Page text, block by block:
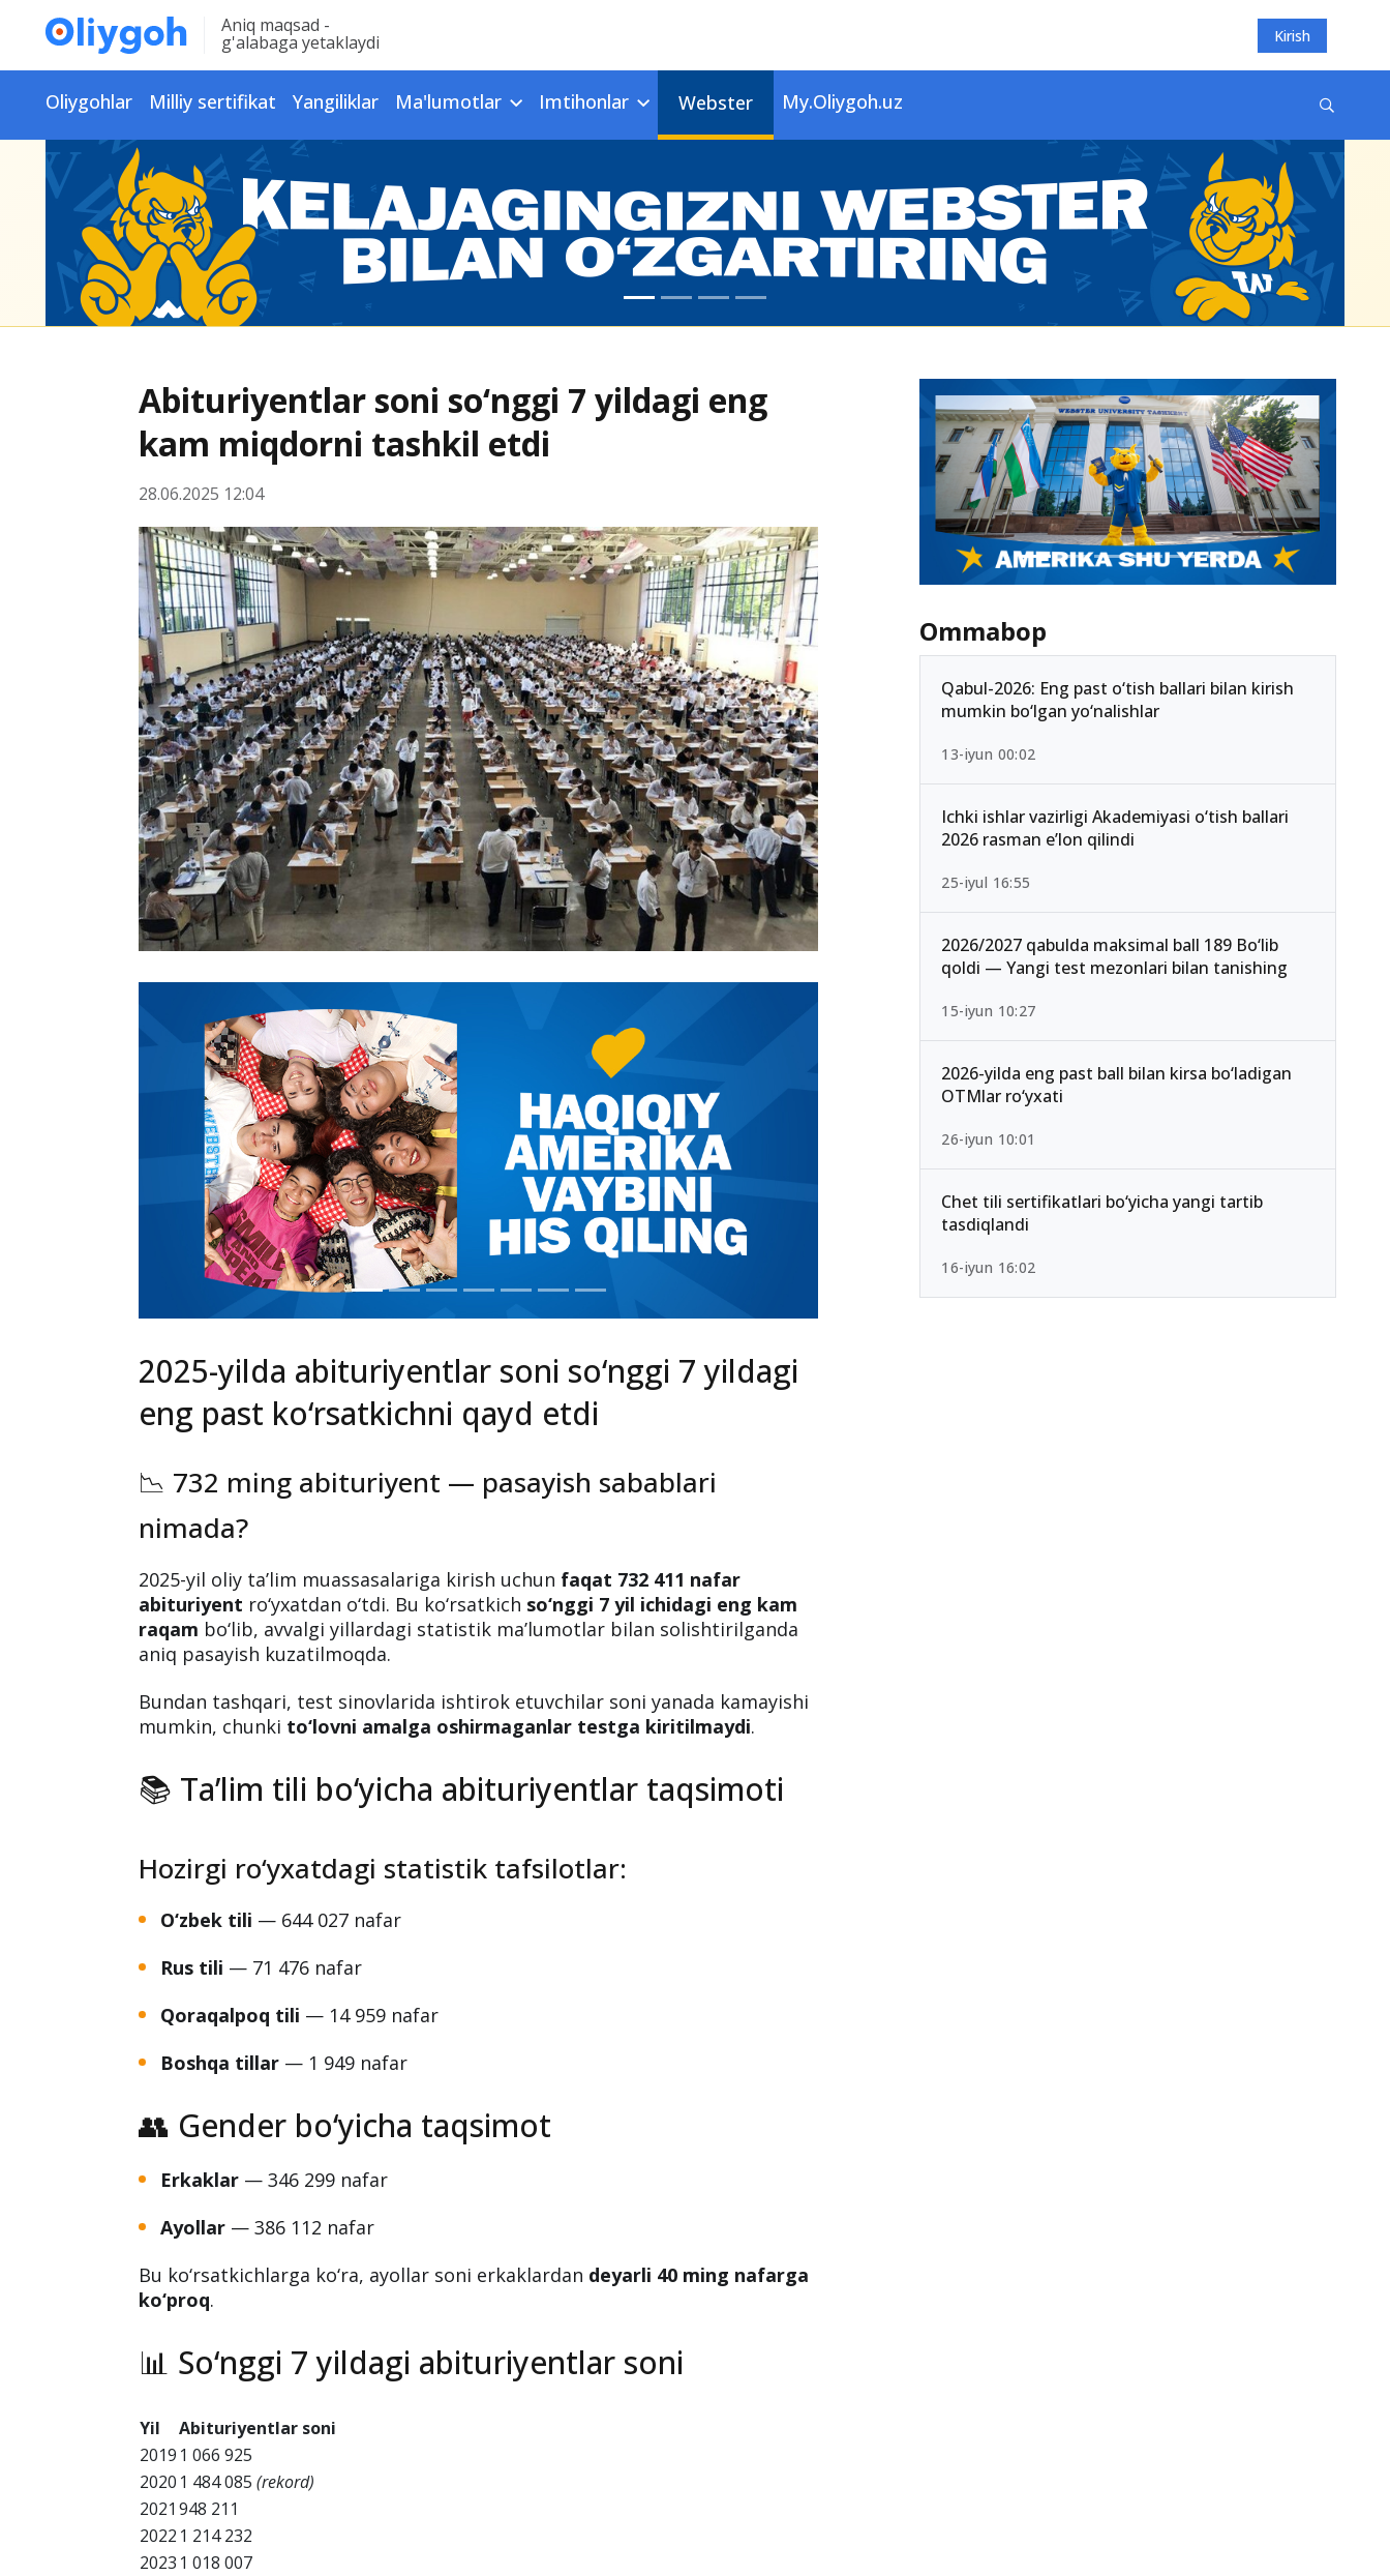
Aniq maqsad -
g'alabaga yetaklaydi Kirish
Oliygohlar Milliy sertifikat Yangiliklar Ma'lumotlar Imtihonlar Webster My.Oliygoh.uz
Abituriyentlar soni so‘nggi 7 yildagi eng
kam miqdorni tashkil etdi
28.06.2025 12:04
2025-yilda abituriyentlar soni so‘nggi 7 yildagi
eng past ko‘rsatkichni qayd etdi
📉 732 ming abituriyent — pasayish sabablari
nimada?
2025-yil oliy ta’lim muassasalariga kirish uchun faqat 732 411 nafar
abituriyent ro‘yxatdan o‘tdi. Bu ko‘rsatkich so‘nggi 7 yil ichidagi eng kam
raqam bo‘lib, avvalgi yillardagi statistik ma’lumotlar bilan solishtirilganda
aniq pasayish kuzatilmoqda.
Bundan tashqari, test sinovlarida ishtirok etuvchilar soni yanada kamayishi
mumkin, chunki to‘lovni amalga oshirmaganlar testga kiritilmaydi.
📚 Ta’lim tili bo‘yicha abituriyentlar taqsimoti
Hozirgi ro‘yxatdagi statistik tafsilotlar:
O‘zbek tili — 644 027 nafar
Rus tili — 71 476 nafar
Qoraqalpoq tili — 14 959 nafar
Boshqa tillar — 1 949 nafar
👥 Gender bo‘yicha taqsimot
Erkaklar — 346 299 nafar
Ayollar — 386 112 nafar
Bu ko‘rsatkichlarga ko‘ra, ayollar soni erkaklardan deyarli 40 ming nafarga
ko‘proq.
📊 So‘nggi 7 yildagi abituriyentlar soni
Yil
Abituriyentlar soni
2019 1 066 925
2020 1 484 085(rekord)
2021 948 211
2022 1 214 232
2023 1 018 007
Ommabop
Qabul-2026: Eng past o‘tish ballari bilan kirish
mumkin bo‘lgan yo‘nalishlar
13-iyun 00:02
Ichki ishlar vazirligi Akademiyasi o‘tish ballari
2026 rasman e’lon qilindi
25-iyul 16:55
2026/2027 qabulda maksimal ball 189 Bo‘lib
qoldi — Yangi test mezonlari bilan tanishing
15-iyun 10:27
2026-yilda eng past ball bilan kirsa bo‘ladigan
OTMlar ro‘yxati
26-iyun 10:01
Chet tili sertifikatlari bo‘yicha yangi tartib
tasdiqlandi
16-iyun 16:02